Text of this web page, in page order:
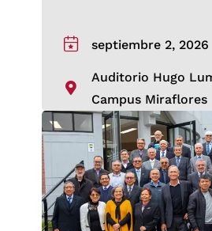
septiembre 2, 2026
Auditorio Hugo
Campus Miraflores